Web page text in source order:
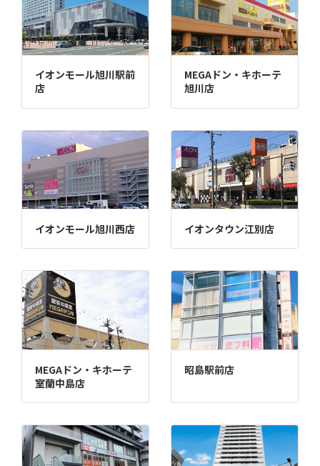
イオンモール旭川駅前
店
MEGAドン・キホーテ
旭川店
イオンモール旭川西店 イオンタウン江別店
MEGAドン・キホーテ
室蘭中島店
昭島駅前店